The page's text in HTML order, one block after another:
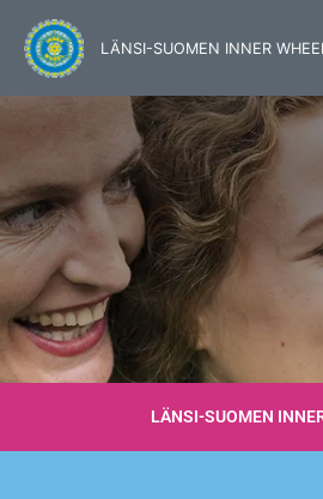
sisältöön
LÄNSI-SUOMEN INNER WHEEL
LÄNSI-SUOMEN